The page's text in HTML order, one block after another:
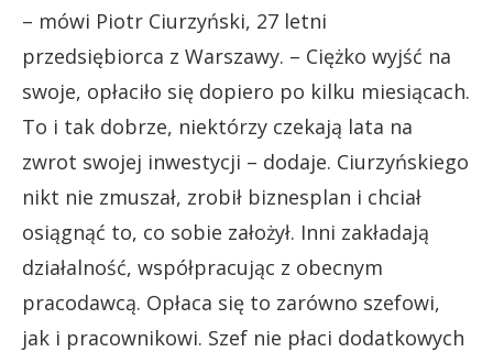
– mówi Piotr Ciurzyński, 27 letni
przedsiębiorca z Warszawy. – Ciężko wyjść na
swoje, opłaciło się dopiero po kilku miesiącach.
To i tak dobrze, niektórzy czekają lata na
zwrot swojej inwestycji – dodaje. Ciurzyńskiego
nikt nie zmuszał, zrobił biznesplan i chciał
osiągnąć to, co sobie założył. Inni zakładają
działalność, współpracując z obecnym
pracodawcą. Opłaca się to zarówno szefowi,
jak i pracownikowi. Szef nie płaci dodatkowych